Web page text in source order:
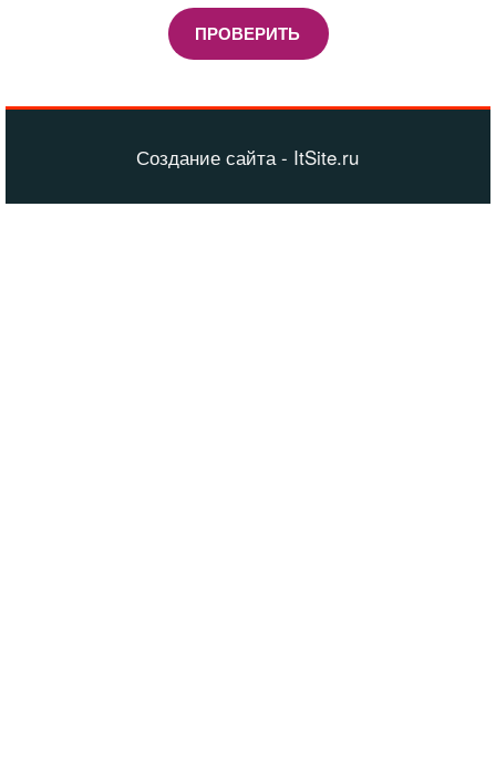
ПРОВЕРИТЬ
Создание сайта - ItSite.ru